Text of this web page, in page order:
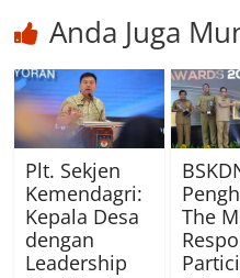
Anda Juga
Plt. Sekjen
Kemendagri:
Kepala Desa
dengan
Leadership
The